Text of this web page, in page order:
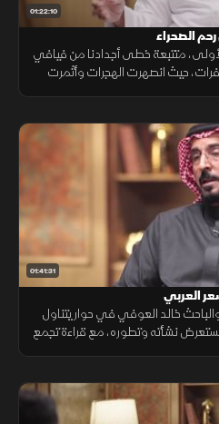
01:22:10
رحم الصحراء
متتبعة خطى أجدادنا من فيافي
حيث انصهرت الهجرات وأثمرت
01:41:31
العربي
خالد العوفي في حوار يتناول
نشأته وتطوره، مع قراءة تجمع